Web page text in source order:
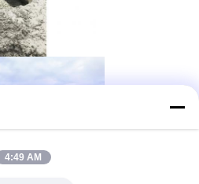
4:49 AM